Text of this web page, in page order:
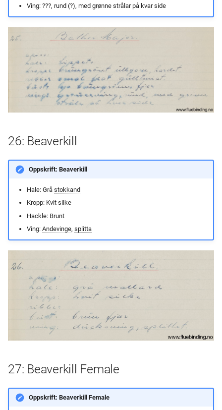
Ving: ???, rund (?), med grønne strålar på kvar side
26: Beaverkill
Oppskrift: Beaverkill
Hale: Grå stokkand
Kropp: Kvit silke
Hackle: Brunt
Ving: Andevinge, splitta
27: Beaverkill Female
Oppskrift: Beaverkill Female